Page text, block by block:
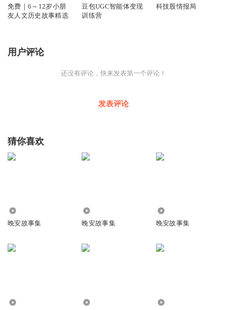
免费｜6～12岁小朋
友人文历史故事精选
豆包UGC智能体变现
训练营
科技股情报局
用户评论
还没有评论，快来发表第一个评论！
发表评论
猜你喜欢
晚安故事集 晚安故事集 晚安故事集